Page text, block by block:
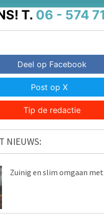
T. 06 - 574
Deel op Facebook
Post op X
Tip de redactie
NIEUWS:
Zuinig en slim omgaan